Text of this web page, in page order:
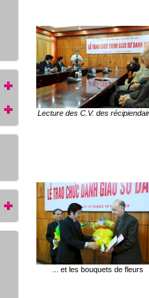
Lecture des C.V. des
... et les bouquets de fleurs